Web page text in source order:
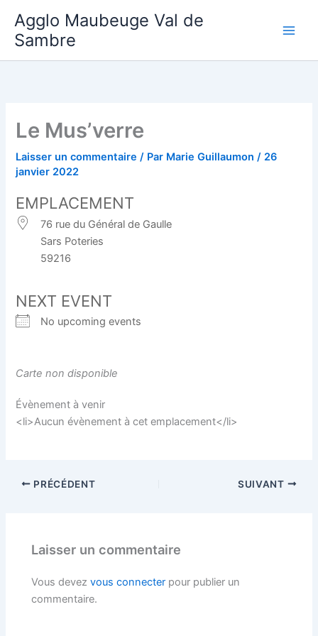
contenu
Agglo Maubeuge Val de
Sambre
Le Mus’verre
Laisser un commentaire / Par Marie Guillaumon/ 26
janvier 2022
EMPLACEMENT
76 rue du Général de Gaulle
Sars Poteries
59216
NEXT EVENT
No upcoming events
Carte non disponible
Évènement à venir
<li>Aucun évènement à cet emplacement</li>
PRÉCÉDENT SUIVANT
Laisser un commentaire
Vous devezvous connecter pour publier un
commentaire.